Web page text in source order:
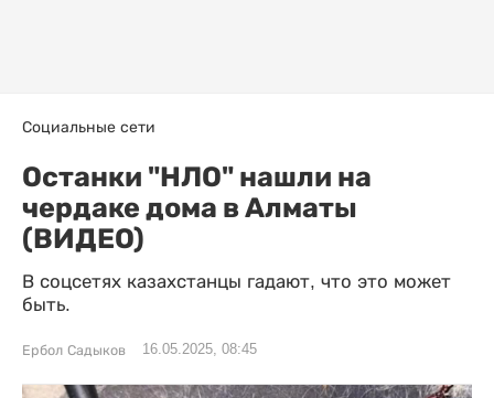
Социальные сети
Останки "НЛО" нашли на
чердаке дома в Алматы
(ВИДЕО)
В соцсетях казахстанцы гадают, что это может
быть.
Ербол Садыков 16.05.2025, 08:45